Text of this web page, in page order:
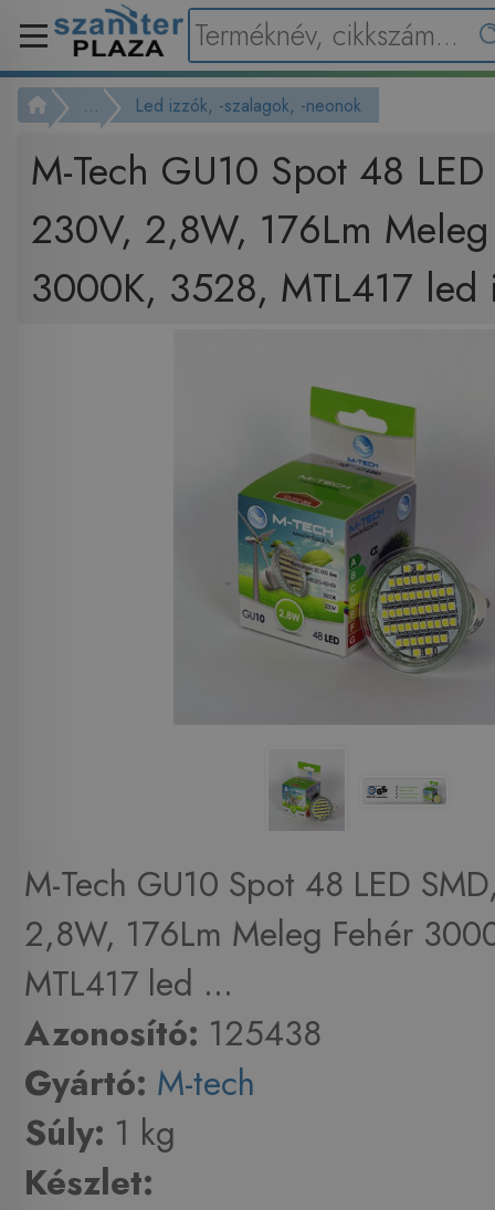
... Led izzók, -szalagok, -neonok
M-Tech GU10 Spot 48
230V, 2,8W, 176Lm
3000K, 3528, MTL417 led
M-Tech GU10 Spot 48 LED
2,8W, 176Lm Meleg Fehér
MTL417 led ...
Azonosító: 125438
Gyártó: M-tech
Súly: 1 kg
Készlet: